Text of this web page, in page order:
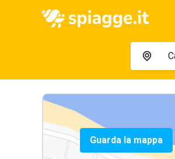
Guarda la mappa